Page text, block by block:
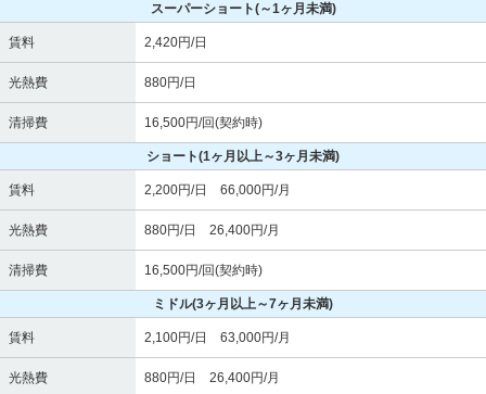
スーパーショート(～1ヶ月未満)
賃料 2,420円/日
光熱費 880円/日
清掃費 16,500円/回(契約時)
ショート(1ヶ月以上～3ヶ月未満)
賃料 2,200円/日 66,000円/月
光熱費 880円/日 26,400円/月
清掃費 16,500円/回(契約時)
ミドル(3ヶ月以上～7ヶ月未満)
賃料 2,100円/日 63,000円/月
光熱費 880円/日 26,400円/月